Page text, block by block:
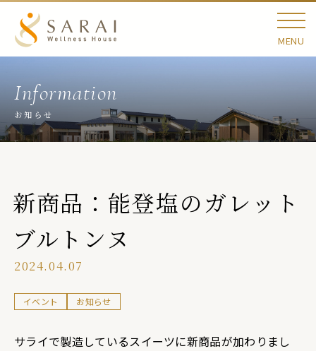
MENU
お知らせ
新商品：能登塩のガレット
ブルトンヌ
2024.04.07
イベント お知らせ
サライで製造しているスイーツに新商品が加わりまし